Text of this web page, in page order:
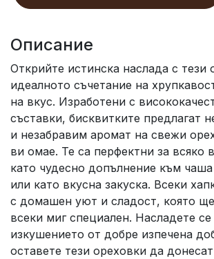
Описание
Открийте истинска наслада с тези
идеалното съчетание на
на вкус. Изработени с
съставки, бисквитките предлагат
и незабравим аромат на свежи
ви омае. Те са перфектни за всяко
като чудесно допълнение към
или като вкусна закуска. Всеки
с домашен уют и сладост, която
всеки миг специален. Насладете се
изкушението от добре изпечена
оставете тези ореховки да